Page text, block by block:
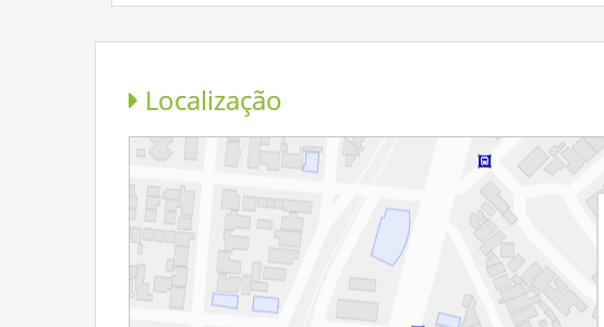
Localização